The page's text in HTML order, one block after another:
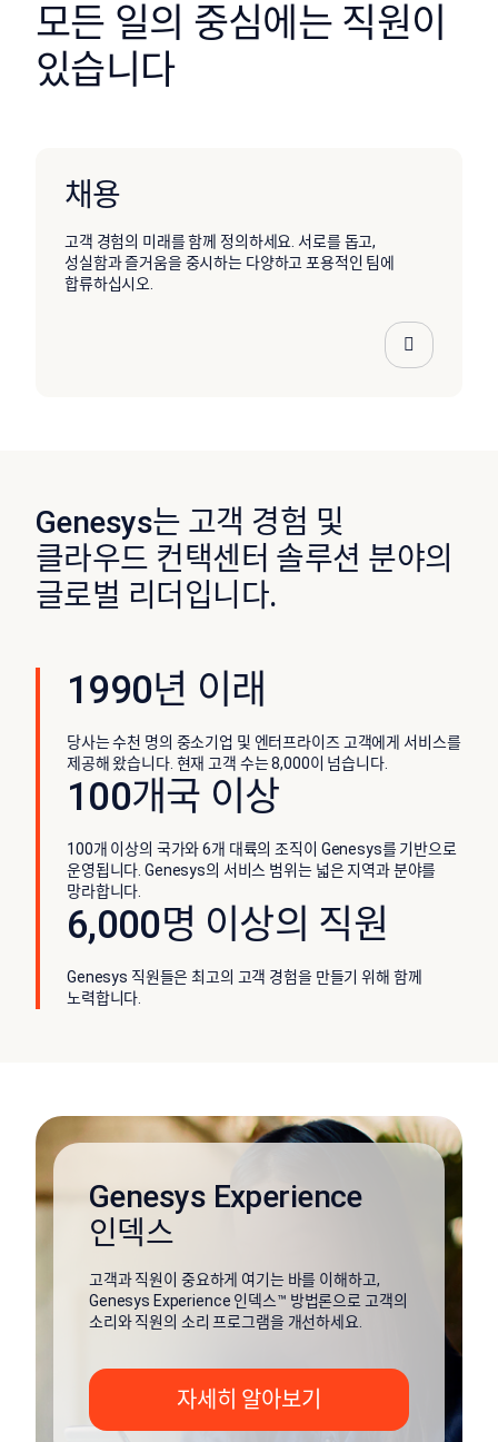
모든 일의 중심에는 직원이
있습니다
채용
고객 경험의 미래를 함께 정의하세요. 서로를 돕고,
성실함과 즐거움을 중시하는 다양하고 포용적인 팀에
합류하십시오.
Genesys는 고객 경험 및
클라우드 컨택센터 솔루션 분야의
글로벌 리더입니다.
1990년 이래
당사는 수천 명의 중소기업 및 엔터프라이즈 고객에게 서비스를
제공해 왔습니다. 현재 고객 수는 8,000이 넘습니다.
100개국 이상
100개 이상의 국가와 6개 대륙의 조직이 Genesys를 기반으로
운영됩니다. Genesys의 서비스 범위는 넓은 지역과 분야를
망라합니다.
6,000명 이상의 직원
Genesys 직원들은 최고의 고객 경험을 만들기 위해 함께
노력합니다.
Genesys Experience
인덱스
고객과 직원이 중요하게 여기는 바를 이해하고,
Genesys Experience 인덱스™ 방법론으로 고객의
소리와 직원의 소리 프로그램을 개선하세요.
자세히 알아보기